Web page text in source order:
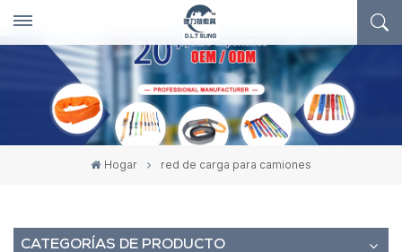
Hogar red de carga para camiones
CATEGORÍAS DE PRODUCTO